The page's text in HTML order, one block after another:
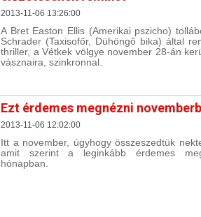
2013-11-06 13:26:00
A Bret Easton Ellis (Amerikai pszicho)
Schrader (Taxisofőr, Dühöngő bika) által
thriller, a Vétkek völgye november 28-án
vásznaira, szinkronnal.
Ezt érdemes megnézni
2013-11-06 12:02:00
Itt a november, úgyhogy összeszedtük
amit szerint a leginkább érdemes
hónapban.